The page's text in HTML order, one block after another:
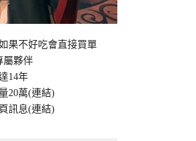
果不好吃會直接買單
屬夥伴
14年
20萬(連結)
訊息(連結)